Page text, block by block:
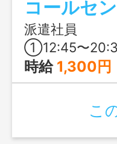
コールセ
派遣社員
①12:45〜20:30（休憩45分・実働7時間）
時給 1,300円
こ